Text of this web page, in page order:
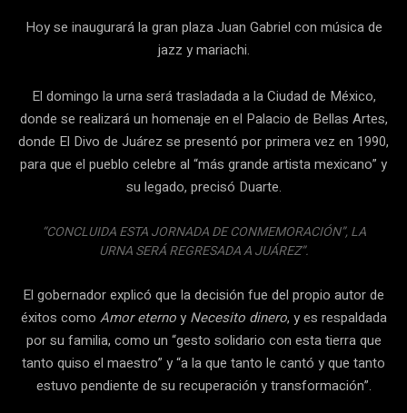
Hoy se inaugurará la gran plaza Juan Gabriel con música de
jazz y mariachi.
El domingo la urna será trasladada a la Ciudad de México,
donde se realizará un homenaje en el Palacio de Bellas Artes,
donde El Divo de Juárez se presentó por primera vez en 1990,
para que el pueblo celebre al “más grande artista mexicano” y
su legado, precisó Duarte.
“CONCLUIDA ESTA JORNADA DE CONMEMORACIÓN”, LA
URNA SERÁ REGRESADA A JUÁREZ”.
El gobernador explicó que la decisión fue del propio autor de
éxitos como Amor eternoy Necesito dinero, y es respaldada
por su familia, como un “gesto solidario con esta tierra que
tanto quiso el maestro” y “a la que tanto le cantó y que tanto
estuvo pendiente de su recuperación y transformación”.